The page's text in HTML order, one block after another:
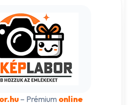
– Prémium online